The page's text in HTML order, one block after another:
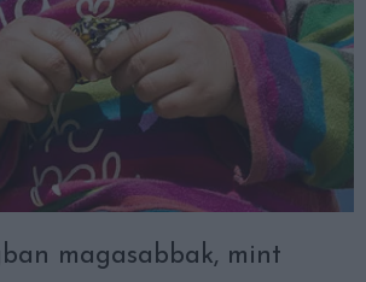
magasabbak, mint